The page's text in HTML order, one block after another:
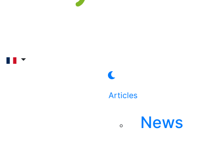
Articles
News